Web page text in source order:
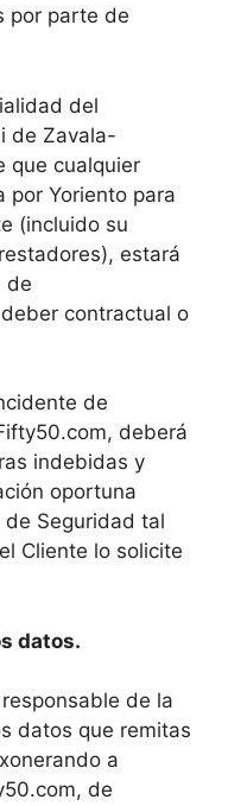
por parte de
del
de Zavala-
que cualquier
por Yoriento para
(incluido su
estará
de
contractual o
de
deberá
indebidas y
oportuna
Seguridad tal
Cliente lo solicite
datos.
de la
datos que remitas
a
de